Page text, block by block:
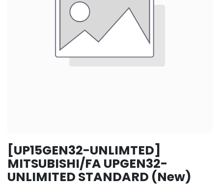
[UP15GEN32-UNLIMTED]
MITSUBISHI/FA UPGEN32-
UNLIMITED STANDARD (New)